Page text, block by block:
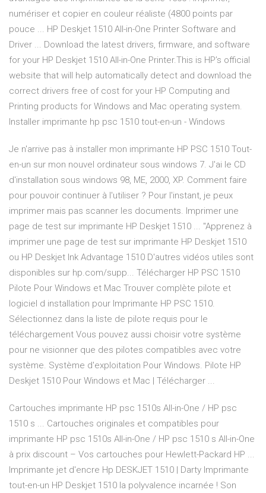
numériser et copier en couleur réaliste (4800 points par
pouce ... HP Deskjet 1510 All-in-One Printer Software and
Driver ... Download the latest drivers, firmware, and software
for your HP Deskjet 1510 All-in-One Printer.This is HP’s official
website that will help automatically detect and download the
correct drivers free of cost for your HP Computing and
Printing products for Windows and Mac operating system.
Installer imprimante hp psc 1510 tout-en-un - Windows
Je n'arrive pas à installer mon imprimante HP PSC 1510 Tout-
en-un sur mon nouvel ordinateur sous windows 7. J'ai le CD
d'installation sous windows 98, ME, 2000, XP. Comment faire
pour pouvoir continuer à l'utiliser ? Pour l'instant, je peux
imprimer mais pas scanner les documents. Imprimer une
page de test sur imprimante HP Deskjet 1510 ... "Apprenez à
imprimer une page de test sur imprimante HP Deskjet 1510
ou HP Deskjet Ink Advantage 1510 D'autres vidéos utiles sont
disponibles sur hp.com/supp... Télécharger HP PSC 1510
Pilote Pour Windows et Mac Trouver complète pilote et
logiciel d installation pour Imprimante HP PSC 1510.
Sélectionnez dans la liste de pilote requis pour le
téléchargement Vous pouvez aussi choisir votre système
pour ne visionner que des pilotes compatibles avec votre
système. Système d'exploitation Pour Windows. Pilote HP
Deskjet 1510 Pour Windows et Mac | Télécharger ...
Cartouches imprimante HP psc 1510s All-in-One / HP psc
1510 s ... Cartouches originales et compatibles pour
imprimante HP psc 1510s All-in-One / HP psc 1510 s All-in-One
à prix discount – Vos cartouches pour Hewlett-Packard HP ...
Imprimante jet d'encre Hp DESKJET 1510 | Darty Imprimante
tout-en-un HP Deskjet 1510 la polyvalence incarnée ! Son